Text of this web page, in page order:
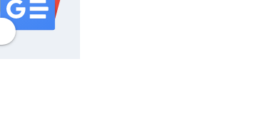
profilgoogle news